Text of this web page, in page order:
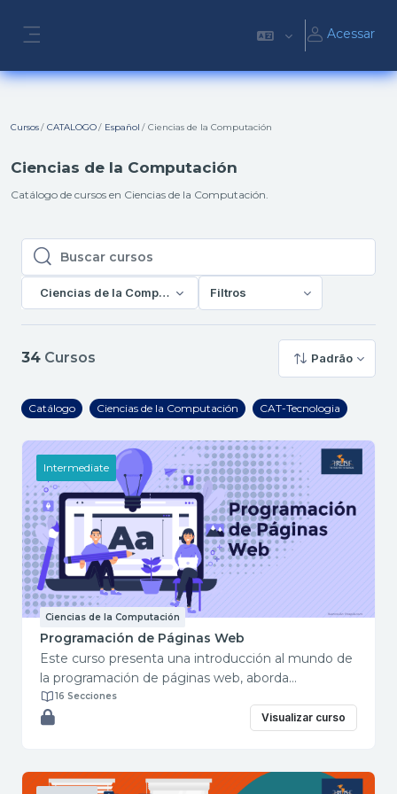
Acessar
Cursos CATALOGO Español Ciencias de la Computación
Ciencias de la Computación
Catálogo de cursos en Ciencias de la Computación.
Buscar cursos
Buscar cursos
Ciencias de la Computación Filtros
34 Cursos Padrão
Catálogo Ciencias de la Computación CAT-Tecnologia
Intermediate
Ciencias de la Computación
Programación de Páginas Web
Este curso presenta una introducción al mundo de
la programación de páginas web, aborda
terminología general de los marcadores HTML más
utilizados para la creación de una página web a
Duración total del curso: 16 horas Módulos:
16 Secciones
Visualizar curso